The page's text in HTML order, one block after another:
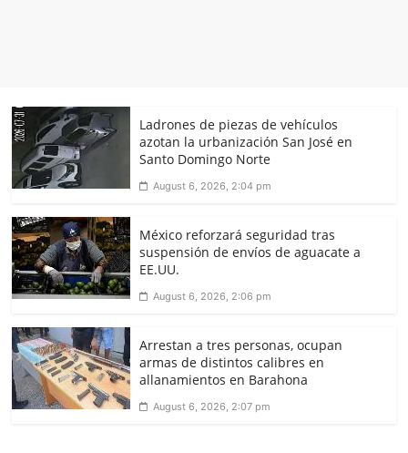
Ladrones de piezas de vehículos
azotan la urbanización San José en
Santo Domingo Norte
August 6, 2026, 2:04 pm
México reforzará seguridad tras
suspensión de envíos de aguacate a
EE.UU.
August 6, 2026, 2:06 pm
Arrestan a tres personas, ocupan
armas de distintos calibres en
allanamientos en Barahona
August 6, 2026, 2:07 pm